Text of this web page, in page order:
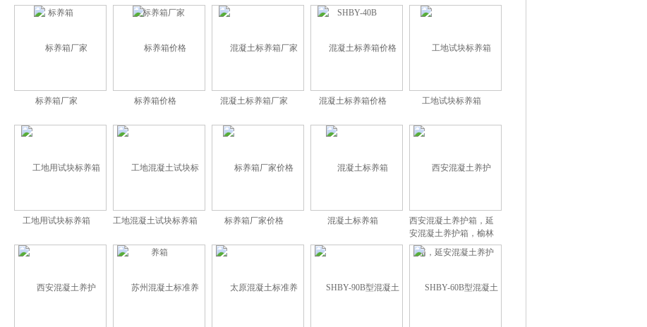
标养箱厂家 标养箱价格 混凝土标养箱厂家 混凝土标养箱价格 工地试块标养箱
工地用试块标养箱 工地混凝土试块标养箱 标养箱厂家价格 混凝土标养箱
西安混凝土养护箱，延
安混凝土养护箱，榆林
混凝土养护箱，宝鸡混
凝土养护箱